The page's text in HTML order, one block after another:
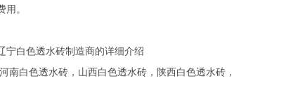
。
宁白色透水砖制造商的详细介绍
河南白色透水砖 ， 山西白色透水砖 ， 陕西白色透水砖 ，